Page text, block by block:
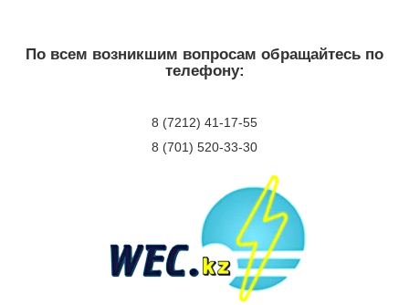
По всем возникшим вопросам обращайтесь по
телефону:
8 (7212) 41-17-55
8 (701) 520-33-30